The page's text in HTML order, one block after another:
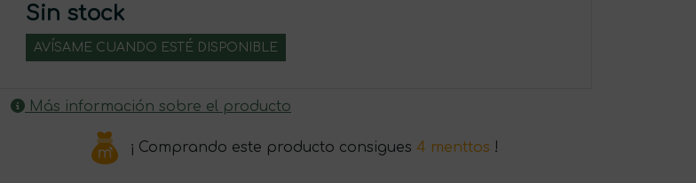
Sin stock
AVÍSAME CUANDO ESTÉ DISPONIBLE
Más información sobre el producto
¡ Comprando este producto consigues 4 menttos !